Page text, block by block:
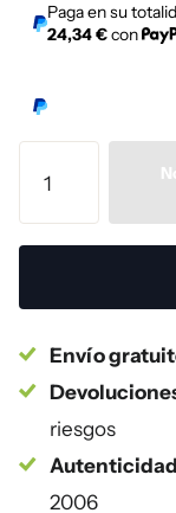
Paga en su
24,34 €con
Envío
riesgos
2006